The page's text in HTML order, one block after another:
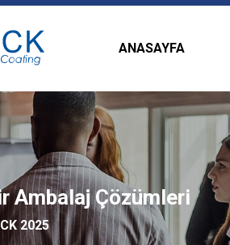
ANASAYFA
Ambalaj Çözümleri
2025